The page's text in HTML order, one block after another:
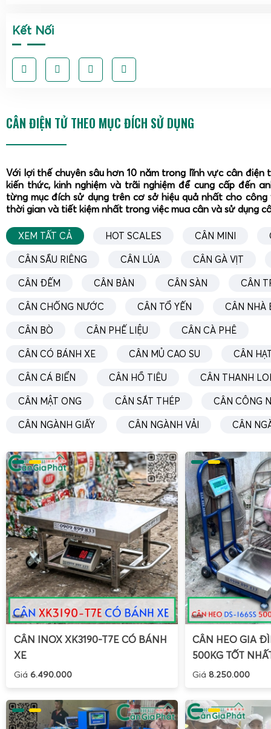
Kết Nối
CÂN ĐIỆN TỬ THEO MỤC ĐÍCH SỬ DỤNG
Với lợi thế chuyên sâu hơn 10 năm trong lĩnh vực cân điện
kiến thức, kinh nghiệm và trãi nghiệm để cung cấp đến
từng mục đích sử dụng trên cơ sở hiệu quả nhất cho
thời gian và tiết kiệm nhất trong việc mua cân và sử dụng
XEM TẤT CẢ HOT SCALES CÂN MINI
CÂN SẦU RIÊNG CÂN LÚA CÂN GÀ VỊT
CÂN ĐẾM CÂN BÀN CÂN SÀN CÂN
CÂN CHỐNG NƯỚC CÂN TỔ YẾN CÂN NHÀ
CÂN BÒ CÂN PHẾ LIỆU CÂN CÀ PHÊ
CÂN CÓ BÁNH XE CÂN MỦ CAO SU CÂN
CÂN CÁ BIỂN CÂN HỒ TIÊU CÂN THANH
CÂN MẬT ONG CÂN SẮT THÉP CÂN CÔNG
CÂN NGÀNH GIẤY CÂN NGÀNH VẢI CÂN
CÂN INOX XK3190-T7E CÓ BÁNH
XE
Giá 6.490.000
CÂN HEO GIA
500KG TỐT
Giá 8.250.000